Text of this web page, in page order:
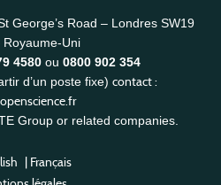
George’s Road – Londres SW19
Royaume-Uni
4580 ou 0800 902 354
d’un poste fixe) contact :
Group or related companies.
| Français